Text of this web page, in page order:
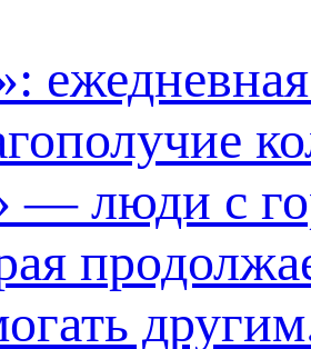
— люди с